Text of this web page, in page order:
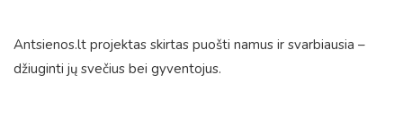
Antsienos.lt projektas skirtas puošti namus ir svarbiausia –
džiuginti jų svečius bei gyventojus.